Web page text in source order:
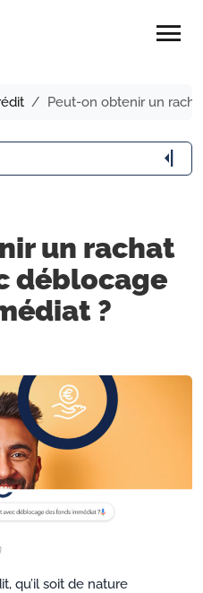
menu
Peut-on obtenir un
un rachat
déblocage
?
qu’il soit de nature
arrow_menu_close